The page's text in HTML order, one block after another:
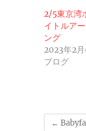
2/5東京湾
イトルア
ング
2023年2
ブログ
←